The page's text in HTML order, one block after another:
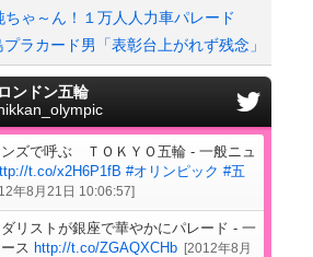
ちゃ～ん！１万人人力車パレード
プラカード男「表彰台上がれず残念」
ロンドン五輪
ズで呼ぶ ＴＯＫＹＯ五輪 - 一般ニュ
t.co/x2H6P1fB #オリンピック #五
年8月21日 10:06:57]
リストが銀座で華やかにパレード - 一
ス http://t.co/ZGAQXCHb [2012年8月